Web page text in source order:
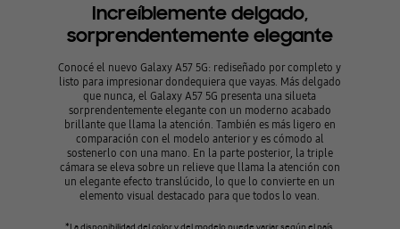
Increíblemente delgado,
sorprendentemente elegante
Conocé el nuevo Galaxy A57 5G: rediseñado por completo y
listo para impresionar dondequiera que vayas. Más delgado
que nunca, el Galaxy A57 5G presenta una silueta
sorprendentemente elegante con un moderno acabado
brillante que llama la atención. También es más ligero en
comparación con el modelo anterior y es cómodo al
sostenerlo con una mano. En la parte posterior, la triple
cámara se eleva sobre un relieve que llama la atención con
un elegante efecto translúcido, lo que lo convierte en un
elemento visual destacado para que todos lo vean.